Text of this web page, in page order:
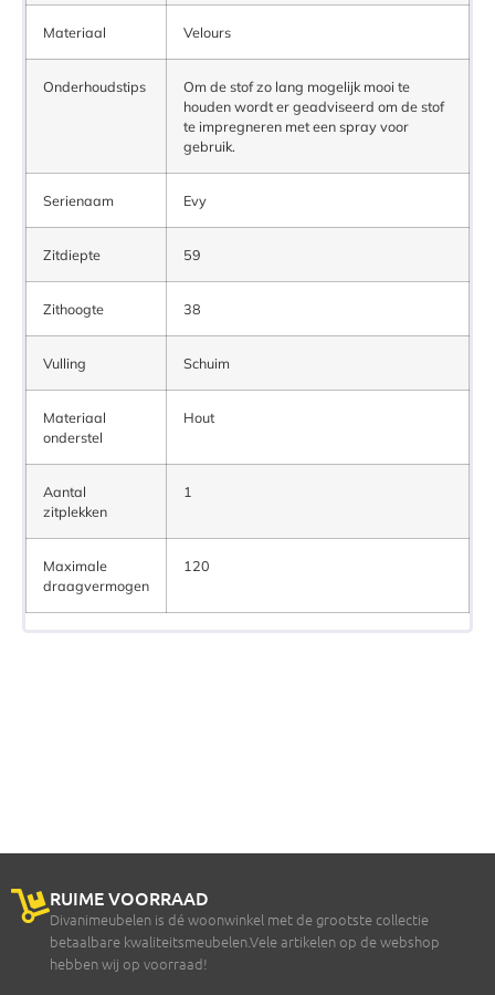
Materiaal Velours
Onderhoudstips
Om de stof zo lang mogelijk mooi te
houden wordt er geadviseerd om de stof
te impregneren met een spray voor
gebruik.
Serienaam Evy
Zitdiepte 59
Zithoogte 38
Vulling Schuim
Materiaal
onderstel
Hout
Aantal
zitplekken
1
Maximale
draagvermogen
120
RUIME VOORRAAD
Divanimeubelen is dé woonwinkel met de grootste collectie
betaalbare kwaliteitsmeubelen.Vele artikelen op de webshop
hebben wij op voorraad!